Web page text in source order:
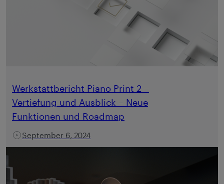
Werkstattbericht Piano Print 2 –
Vertiefung und Ausblick – Neue
Funktionen und Roadmap
September 6, 2024